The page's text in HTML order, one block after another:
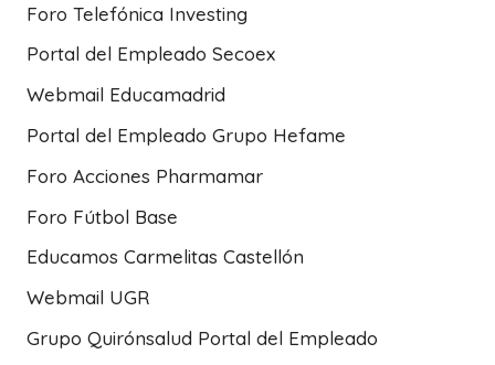
Foro Telefónica Investing
Portal del Empleado Secoex
Webmail Educamadrid
Portal del Empleado Grupo Hefame
Foro Acciones Pharmamar
Foro Fútbol Base
Educamos Carmelitas Castellón
Webmail UGR
Grupo Quirónsalud Portal del Empleado